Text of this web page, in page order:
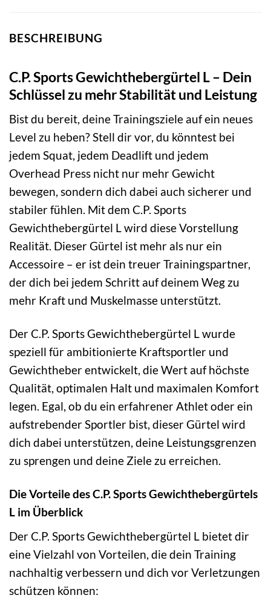
BESCHREIBUNG
C.P. Sports Gewichthebergürtel L – Dein
Schlüssel zu mehr Stabilität und Leistung
Bist du bereit, deine Trainingsziele auf ein neues
Level zu heben? Stell dir vor, du könntest bei
jedem Squat, jedem Deadlift und jedem
Overhead Press nicht nur mehr Gewicht
bewegen, sondern dich dabei auch sicherer und
stabiler fühlen. Mit dem C.P. Sports
Gewichthebergürtel L wird diese Vorstellung
Realität. Dieser Gürtel ist mehr als nur ein
Accessoire – er ist dein treuer Trainingspartner,
der dich bei jedem Schritt auf deinem Weg zu
mehr Kraft und Muskelmasse unterstützt.
Der C.P. Sports Gewichthebergürtel L wurde
speziell für ambitionierte Kraftsportler und
Gewichtheber entwickelt, die Wert auf höchste
Qualität, optimalen Halt und maximalen Komfort
legen. Egal, ob du ein erfahrener Athlet oder ein
aufstrebender Sportler bist, dieser Gürtel wird
dich dabei unterstützen, deine Leistungsgrenzen
zu sprengen und deine Ziele zu erreichen.
Die Vorteile des C.P. Sports Gewichthebergürtels
L im Überblick
Der C.P. Sports Gewichthebergürtel L bietet dir
eine Vielzahl von Vorteilen, die dein Training
nachhaltig verbessern und dich vor Verletzungen
schützen können: